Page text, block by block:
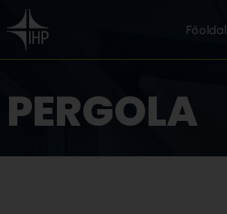
Főoldal
PERGOLA